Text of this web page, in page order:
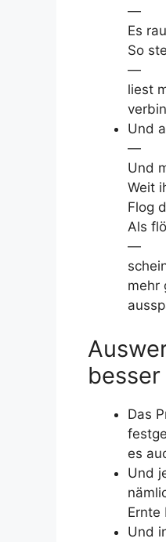
—
Es
So
—
liest
Und
—
Und
Weit
Flog
Als
—
mehr
Das
es
Und
Ernte
Und